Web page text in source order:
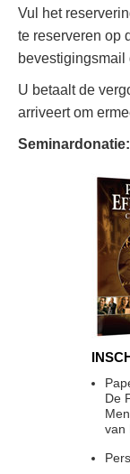
Vul het
te reserveren op
bevestigingsmail
U betaalt de
arriveert om
Seminardonatie:
De
van